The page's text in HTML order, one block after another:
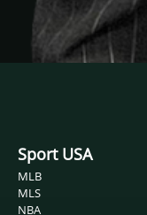
Sport USA
MLB
MLS
NBA